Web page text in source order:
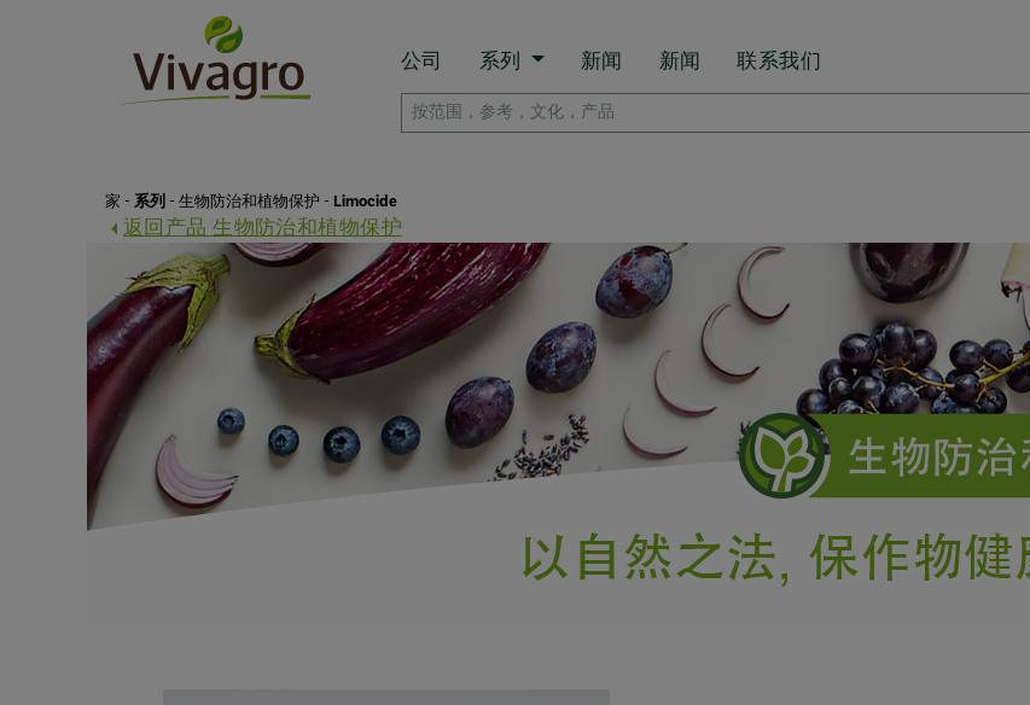
公司 系列 新闻 新闻 联系我们
家 - 系列 -生物防治和植物保护 - Limocide
返回产品 生物防治和植物保护